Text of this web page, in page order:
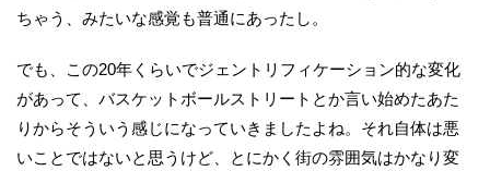
ちゃう、みたいな感覚も普通にあったし。
でも、この20年くらいでジェントリフィケーション的な変化
があって、バスケットボールストリートとか言い始めたあた
りからそういう感じになっていきましたよね。それ自体は悪
いことではないと思うけど、とにかく街の雰囲気はかなり変